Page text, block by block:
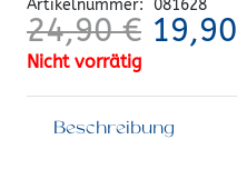
Artikelnummer: 081628
24,90€
war:
24,90
19,90
Nicht vorrätig
Beschreibung